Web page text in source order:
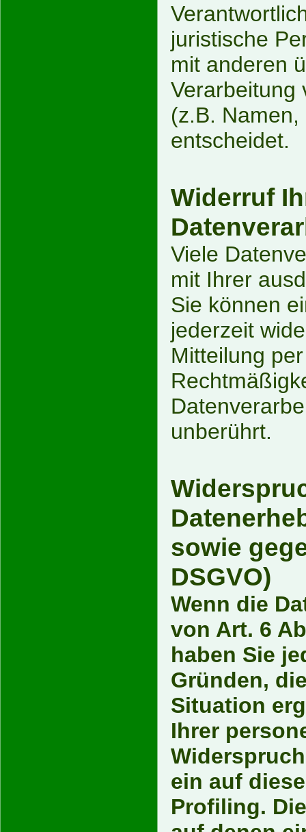
juristische
mit anderen
Verarbeitung
(z.B.
entscheidet.
Widerruf
Viele
mit Ihrer
Sie können
jederzeit
Mitteilung
unberührt.
sowie
DSGVO)
Wenn die
von Art. 6
haben Sie
Gründen,
Situation
Ihrer
ein auf
Profiling.